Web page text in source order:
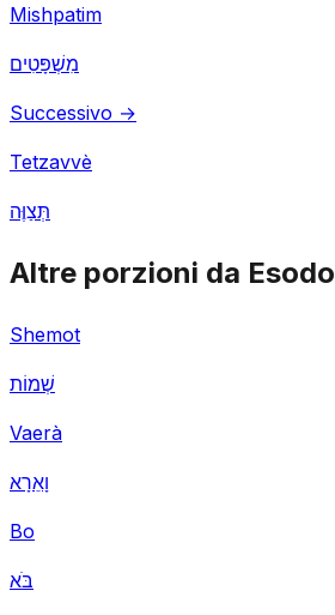
Mishpatim
מִשְׁפָּטִים
Successivo →
Tetzavvè
תְּצַוֶּה
Altre porzioni da Esodo
Shemot
שְׁמוֹת
Vaerà
וָאֵרָא
Bo
בֹּא